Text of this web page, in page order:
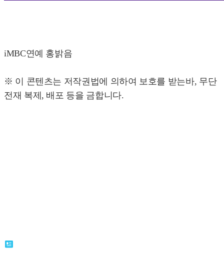
iMBC연예 홍밝음
※ 이 콘텐츠는 저작권법에 의하여 보호를 받는바, 무단
전재 복제, 배포 등을 금합니다.